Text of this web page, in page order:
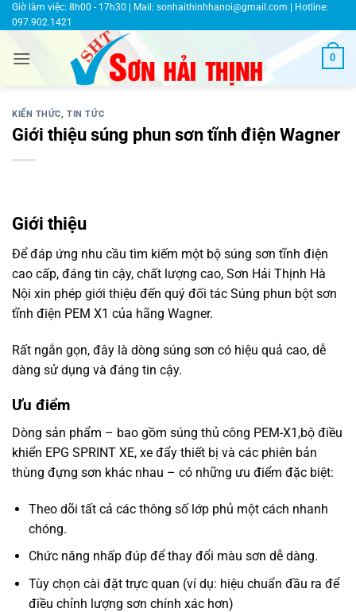
Bỏ
qua
dung
Giờ làm việc: 8h00 - 17h30 | Mail: sonhaithinhhanoi@gmail.com | Hotline:
097.902.1421
0
KIẾN THỨC,TIN TỨC
Giới thiệu súng phun sơn tĩnh điện Wagner
Giới thiệu
Để đáp ứng nhu cầu tìm kiếm một bộ súng sơn tĩnh điện
cao cấp, đáng tin cậy, chất lượng cao, Sơn Hải Thịnh Hà
Nội xin phép giới thiệu đến quý đối tác Súng phun bột sơn
tĩnh điện PEM X1 của hãng Wagner.
Rất ngắn gọn, đây là dòng súng sơn có hiệu quả cao, dễ
dàng sử dụng và đáng tin cậy.
Ưu điểm
Dòng sản phẩm – bao gồm súng thủ công PEM-X1,bộ điều
khiển EPG SPRINT XE, xe đẩy thiết bị và các phiên bản
thùng đựng sơn khác nhau – có những ưu điểm đặc biệt:
Theo dõi tất cả các thông số lớp phủ một cách nhanh
chóng.
Chức năng nhấp đúp để thay đổi màu sơn dễ dàng.
Tùy chọn cài đặt trực quan (ví dụ: hiệu chuẩn đầu ra để
điều chỉnh lượng sơn chính xác hơn)